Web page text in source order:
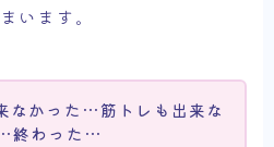
います。
なかった…筋トレも出来な
終わった…